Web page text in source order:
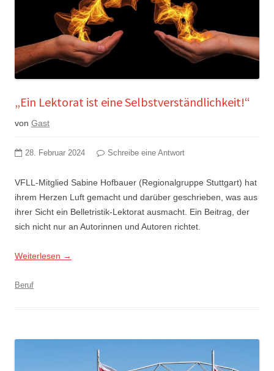
„Ein Lektorat ist eine Selbstverständlichkeit!“
von Gast
28. Februar 2024 Schreibe eine Antwort
VFLL-Mitglied Sabine Hofbauer (Regionalgruppe Stuttgart) hat
ihrem Herzen Luft gemacht und darüber geschrieben, was aus
ihrer Sicht ein Belletristik-Lektorat ausmacht. Ein Beitrag, der
sich nicht nur an Autorinnen und Autoren richtet.
Weiterlesen →
Beruf